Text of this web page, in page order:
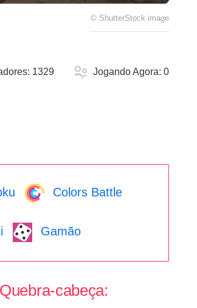
© ShutterStock image
1329 Jogando Agora: 0
Colors Battle
Gamão
cabeça: